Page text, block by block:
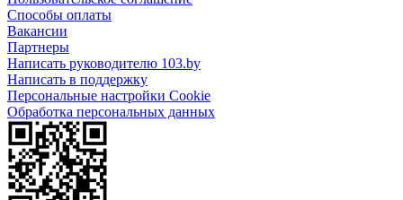
Способы оплаты
Вакансии
Партнеры
Написать руководителю 103.by
Написать в поддержку
Персональные настройки Cookie
Обработка персональных данных